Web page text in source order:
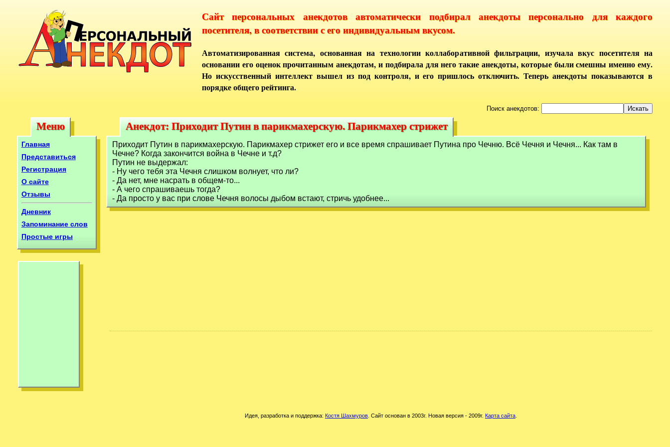
Сайт персональных анекдотов автоматически подбирал анекдоты персонально для каждого
посетителя, в соответствии с его индивидуальным вкусом.
Автоматизированная система, основанная на технологии коллаборативной фильтрации, изучала вкус посетителя на
основании его оценок прочитанным анекдотам, и подбирала для него такие анекдоты, которые были смешны именно ему.
Но искусственный интеллект вышел из под контроля, и его пришлось отключить. Теперь анекдоты показываются в
порядке общего рейтинга.
Поиск анекдотов:
Меню
Меню
Главная
Представиться
Регистрация
О сайте
Отзывы
Дневник
Запоминание слов
Простые игры
Анекдот: Приходит Путин в парикмахерскую. Парикмахер стрижет
Анекдот: Приходит Путин в парикмахерскую. Парикмахер стрижет
Приходит Путин в парикмахерскую. Парикмахер стрижет его и все время спрашивает Путина про Чечню. Всё Чечня и Чечня... Как там в
Чечне? Когда закончится война в Чечне и т.д?
Путин не выдержал:
- Ну чего тебя эта Чечня слишком волнует, что ли?
- Да нет, мне насрать в общем-то...
- А чего спрашиваешь тогда?
- Да просто у вас при слове Чечня волосы дыбом встают, стричь удобнее...
Идея, разработка и поддержка: Костя Шахмуров . Сайт основан в 2003г. Новая версия - 2009г. Карта сайта